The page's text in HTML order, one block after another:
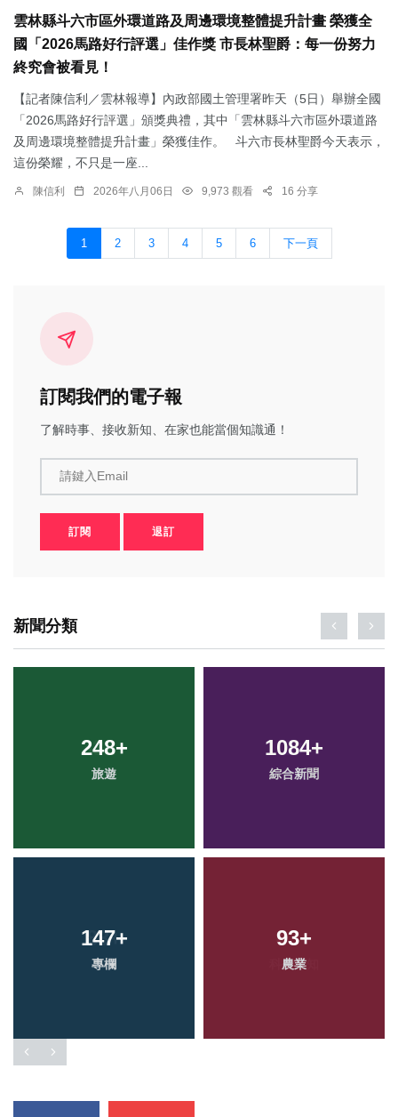
雲林縣斗六市區外環道路及周邊環境整體提升計畫 榮獲全
國「2026馬路好行評選」佳作獎 市長林聖爵：每一份努力
終究會被看見！
【記者陳信利／雲林報導】內政部國土管理署昨天（5日）舉辦全國
「2026馬路好行評選」頒獎典禮，其中「雲林縣斗六市區外環道路
及周邊環境整體提升計畫」榮獲佳作。 斗六市長林聖爵今天表示，
這份榮耀，不只是一座...
陳信利 2026年八月06日 9,973 觀看 16 分享
1 2 3 4 5 6 下一頁
訂閱我們的電子報
了解時事、接收新知、在家也能當個知識通！
請鍵入Email
訂閱 退訂
新聞分類
248+
旅遊
1084+
綜合新聞
147+
專欄
93+
農業